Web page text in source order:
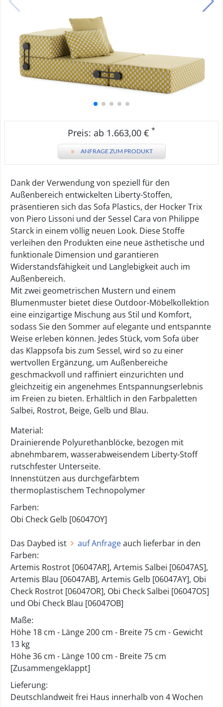
Preis: ab 1.663,00 € *
» ANFRAGE ZUM PRODUKT
Dank der Verwendung von speziell für den
Außenbereich entwickelten Liberty-Stoffen,
präsentieren sich das Sofa Plastics, der Hocker Trix
von Piero Lissoni und der Sessel Cara von Philippe
Starck in einem völlig neuen Look. Diese Stoffe
verleihen den Produkten eine neue ästhetische und
funktionale Dimension und garantieren
Widerstandsfähigkeit und Langlebigkeit auch im
Außenbereich.
Mit zwei geometrischen Mustern und einem
Blumenmuster bietet diese Outdoor-Möbelkollektion
eine einzigartige Mischung aus Stil und Komfort,
sodass Sie den Sommer auf elegante und entspannte
Weise erleben können. Jedes Stück, vom Sofa über
das Klappsofa bis zum Sessel, wird so zu einer
wertvollen Ergänzung, um Außenbereiche
geschmackvoll und raffiniert einzurichten und
gleichzeitig ein angenehmes Entspannungserlebnis
im Freien zu bieten. Erhältlich in den Farbpaletten
Salbei, Rostrot, Beige, Gelb und Blau.
Material:
Drainierende Polyurethanblöcke, bezogen mit
abnehmbarem, wasserabweisendem Liberty-Stoff
rutschfester Unterseite.
Innenstützen aus durchgefärbtem
thermoplastischem Technopolymer
Farben:
Obi Check Gelb [06047OY]
Das Daybed ist auf Anfrageauch lieferbar in den
Farben:
Artemis Rostrot [06047AR], Artemis Salbei [06047AS],
Artemis Blau [06047AB], Artemis Gelb [06047AY], Obi
Check Rostrot [06047OR], Obi Check Salbei [06047OS]
und Obi Check Blau [06047OB]
Maße:
Höhe 18 cm - Länge 200 cm - Breite 75 cm - Gewicht
13 kg
Höhe 36 cm - Länge 100 cm - Breite 75 cm
[Zusammengeklappt]
Lieferung:
Deutschlandweit frei Haus innerhalb von 4 Wochen